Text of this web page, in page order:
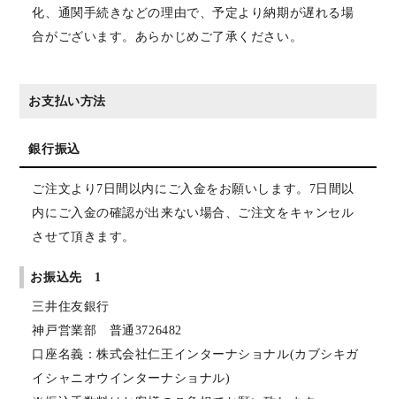
化、通関手続きなどの理由で、予定より納期が遅れる場
合がございます。あらかじめご了承ください。
お支払い方法
銀行振込
ご注文より7日間以内にご入金をお願いします。7日間以
内にご入金の確認が出来ない場合、ご注文をキャンセル
させて頂きます。
お振込先 1
三井住友銀行
神戸営業部 普通3726482
口座名義：株式会社仁王インターナショナル(カブシキガ
イシャニオウインターナショナル)